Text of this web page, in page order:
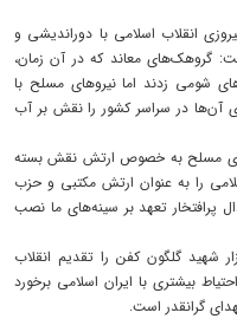
انقلاب اسلامی با دوراندیشی و
گروهک‌های معاند که در آن زمان،
شومی زدند اما نیروهای مسلح با
آن‌ها در سراسر کشور را نقش بر آب
مسلح به خصوص ارتش نقش بسته
را به عنوان ارتش مکتبی و حزب
پرافتخار تعهد بر سینه‌های ما نصب
ارتش جمهوری اسلامی تعداد ۴۸ هزار شهید گلگون کفن را تقدیم انقلاب
بیشتری با ایران اسلامی برخورد
گرانقدر است.